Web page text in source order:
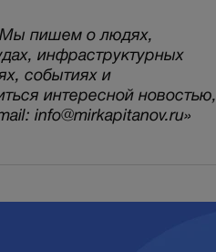
Мы пишем о людях,
инфраструктурных
событиях и
интересной новостью,
info@mirkapitanov.ru»